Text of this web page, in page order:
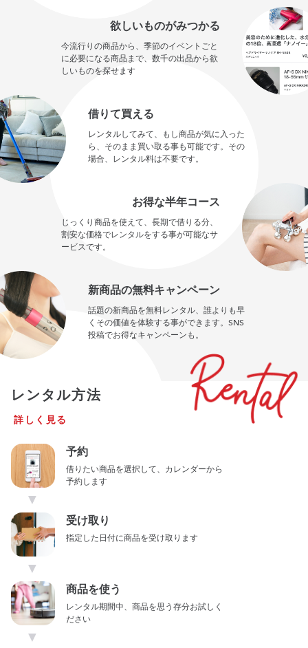
欲しいものがみつかる
今流行りの商品から、季節のイベントごと
に必要になる商品まで、数千の出品から欲
しいものを探せます
借りて買える
レンタルしてみて、もし商品が気に入った
ら、そのまま買い取る事も可能です。その
場合、レンタル料は不要です。
お得な半年コース
じっくり商品を使えて、長期で借りる分、
割安な価格でレンタルをする事が可能なサ
ービスです。
新商品の無料キャンペーン
話題の新商品を無料レンタル、誰よりも早
くその価値を体験する事ができます。SNS
投稿でお得なキャンペーンも。
レンタル方法
詳しく見る
予約
借りたい商品を選択して、カレンダーから
予約します
▼
受け取り
指定した日付に商品を受け取ります
▼
商品を使う
レンタル期間中、商品を思う存分お試しく
ださい
▼